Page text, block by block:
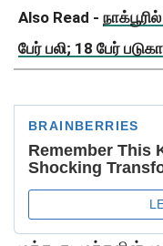
Also Read -
பேர் பலி; 18 பேர்